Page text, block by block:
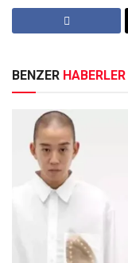
BENZER HABERLER